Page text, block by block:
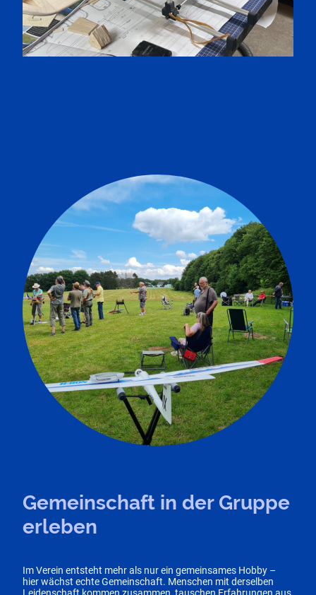
Gemeinschaft in der Gruppe
erleben
Im Verein entsteht mehr als nur ein gemeinsames Hobby –
hier wächst echte Gemeinschaft. Menschen mit derselben